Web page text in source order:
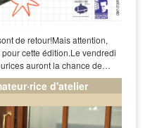
de retour!Mais attention,
cette édition.Le vendredi
auront la chance de…
d'atelier